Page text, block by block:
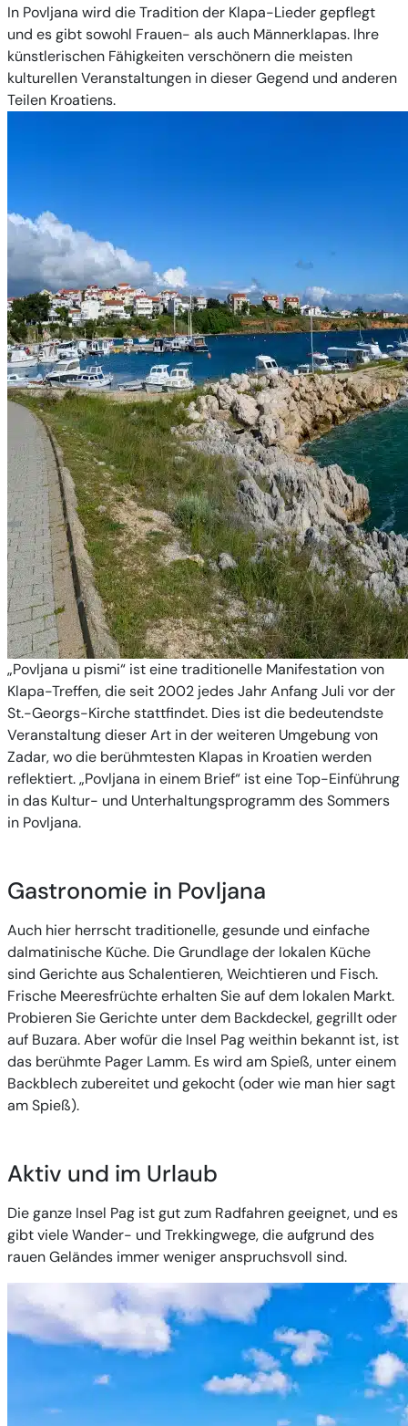
In Povljana wird die Tradition der Klapa-Lieder gepflegt
und es gibt sowohl Frauen- als auch Männerklapas. Ihre
künstlerischen Fähigkeiten verschönern die meisten
kulturellen Veranstaltungen in dieser Gegend und anderen
Teilen Kroatiens.
„Povljana u pismi“ ist eine traditionelle Manifestation von
Klapa-Treffen, die seit 2002 jedes Jahr Anfang Juli vor der
St.-Georgs-Kirche stattfindet. Dies ist die bedeutendste
Veranstaltung dieser Art in der weiteren Umgebung von
Zadar, wo die berühmtesten Klapas in Kroatien werden
reflektiert. „Povljana in einem Brief“ ist eine Top-Einführung
in das Kultur- und Unterhaltungsprogramm des Sommers
in Povljana.
Gastronomie in Povljana
Auch hier herrscht traditionelle, gesunde und einfache
dalmatinische Küche. Die Grundlage der lokalen Küche
sind Gerichte aus Schalentieren, Weichtieren und Fisch.
Frische Meeresfrüchte erhalten Sie auf dem lokalen Markt.
Probieren Sie Gerichte unter dem Backdeckel, gegrillt oder
auf Buzara. Aber wofür die Insel Pag weithin bekannt ist, ist
das berühmte Pager Lamm. Es wird am Spieß, unter einem
Backblech zubereitet und gekocht (oder wie man hier sagt
am Spieß).
Aktiv und im Urlaub
Die ganze Insel Pag ist gut zum Radfahren geeignet, und es
gibt viele Wander- und Trekkingwege, die aufgrund des
rauen Geländes immer weniger anspruchsvoll sind.